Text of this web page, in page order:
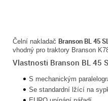
Čelní nakladač Branson BL 45
vhodný pro traktory Branson
Vlastnosti Branson BL 45
S mechanickým
Se standardní lžící na